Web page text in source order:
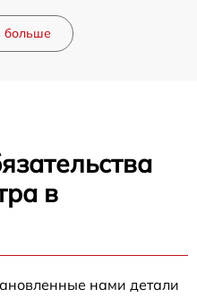
больше
в
нами детали